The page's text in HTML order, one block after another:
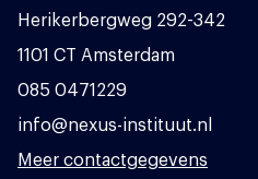
Herikerbergweg 292-342
1101 CT Amsterdam
085 0471229
info@nexus-instituut.nl
Meer contactgegevens